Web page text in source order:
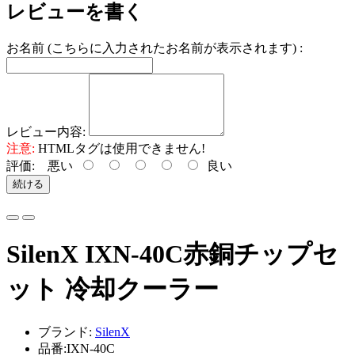
レビューを書く
お名前 (こちらに入力されたお名前が表示されます) :
レビュー内容:
注意: HTMLタグは使用できません!
評価: 悪い 良い
続ける
SilenX IXN-40C赤銅チップセ
ット 冷却クーラー
ブランド: SilenX
品番:IXN-40C